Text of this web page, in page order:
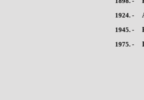
1924. -
1945. -
1975. -